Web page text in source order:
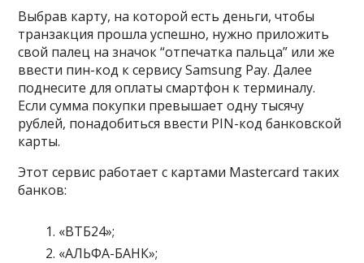
Выбрав карту, на которой есть деньги, чтобы
транзакция прошла успешно, нужно приложить
свой палец на значок “отпечатка пальца” или же
ввести пин-код к сервису Samsung Pay. Далее
поднесите для оплаты смартфон к терминалу.
Если сумма покупки превышает одну тысячу
рублей, понадобиться ввести PIN-код банковской
карты.
Этот сервис работает с картами Mastercard таких
банков:
«ВТБ24»;
«АЛЬФА-БАНК»;